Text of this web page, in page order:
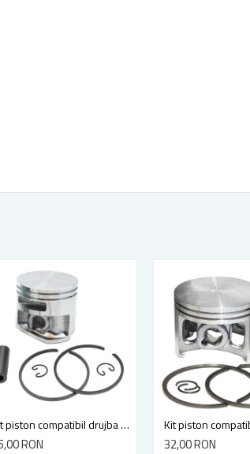
Kit piston compatibil drujba Stihl MS 231, MS 231C (41.5mm) Golf
RON 32,00 RON